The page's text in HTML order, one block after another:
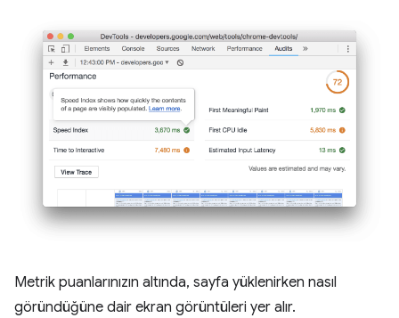
Metrik puanlarınızın altında, sayfa yüklenirken nasıl
göründüğüne dair ekran görüntüleri yer alır.